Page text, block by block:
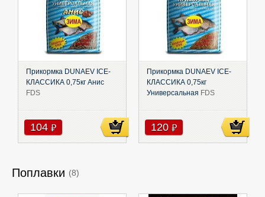
Прикормка DUNAEV ICE-
КЛАССИКА 0,75кг Анис
FDS
104 руб
Прикормка DUNAEV ICE-
КЛАССИКА 0,75кг
Универсальная FDS
120 руб
Поплавки (8)